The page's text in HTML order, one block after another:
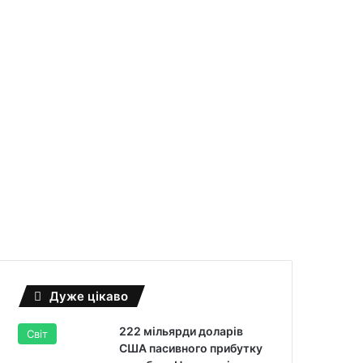
Дуже цікаво
Світ
222 мільярди доларів
США пасивного прибутку